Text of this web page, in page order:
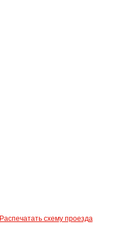
Распечатать схему проезда